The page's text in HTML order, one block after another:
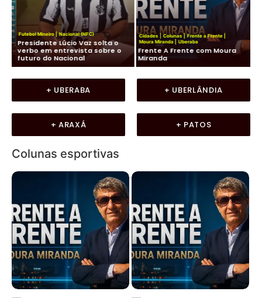
Futebol Mineiro| Nacional (NFC)
Presidente Lúcio Vaz solta o
verbo em entrevista sobre o
futuro do Nacional
Cidades| Colunas| Frente a Frente|
Moura Miranda| Uberaba
Frente A Frente com Moura
Miranda
+ UBERABA + UBERLÂNDIA
+ ARAXÁ + PATOS
Colunas esportivas